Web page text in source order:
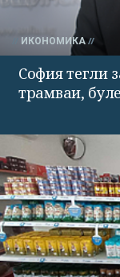
ИКОНОМИКА
София тегли
трамваи,